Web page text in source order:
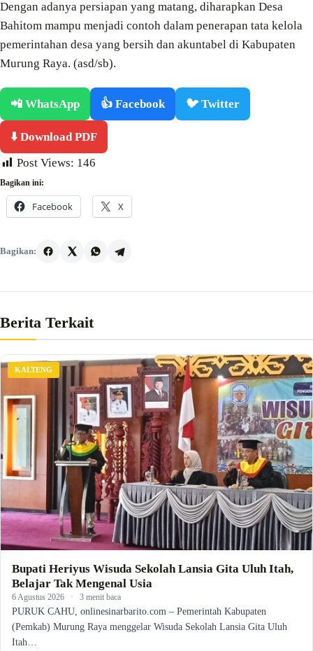
Dengan adanya persiapan yang matang, diharapkan Desa
Bahitom mampu menjadi contoh dalam penerapan tata kelola
pemerintahan desa yang bersih dan akuntabel di Kabupaten
Murung Raya. (asd/sb).
📲 WhatsApp 👍 Facebook 🐦 Twitter
⬇️ Download PDF
Post Views: 146
Bagikan ini:
Facebook X
Bagikan:
Berita Terkait
KALTENG
Bupati Heriyus Wisuda Sekolah Lansia Gita Uluh Itah,
Belajar Tak Mengenal Usia
6 Agustus 2026 · 3 menit baca
PURUK CAHU, onlinesinarbarito.com – Pemerintah Kabupaten
(Pemkab) Murung Raya menggelar Wisuda Sekolah Lansia Gita Uluh
Itah…